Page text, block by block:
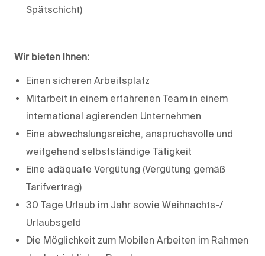
Spätschicht)
Wir bieten Ihnen:
Einen sicheren Arbeitsplatz
Mitarbeit in einem erfahrenen Team in einem
international agierenden Unternehmen
Eine abwechslungsreiche, anspruchsvolle und
weitgehend selbstständige Tätigkeit
Eine adäquate Vergütung (Vergütung gemäß
Tarifvertrag)
30 Tage Urlaub im Jahr sowie Weihnachts-/
Urlaubsgeld
Die Möglichkeit zum Mobilen Arbeiten im Rahmen